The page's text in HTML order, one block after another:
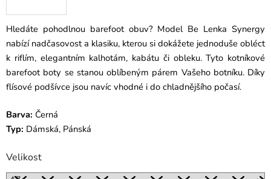
Hledáte pohodlnou barefoot obuv? Model Be Lenka Synergy
nabízí nadčasovost a klasiku, kterou si dokážete jednoduše obléct
k riflím, elegantním kalhotám, kabátu či obleku. Tyto kotníkové
barefoot boty se stanou oblíbeným párem Vašeho botníku. Díky
flísové podšívce jsou navíc vhodné i do chladnějšího počasí.
Barva: Černá
Typ: Dámská, Pánská
Velikost